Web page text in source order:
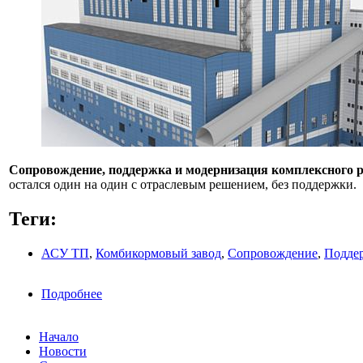
Сопровождение, поддержка и модернизация
остался один на один с отраслевым решением, без поддержки.
Теги:
АСУ ТП, Комбикормовый завод, Сопровождение,
Подробнее
Начало
Новости